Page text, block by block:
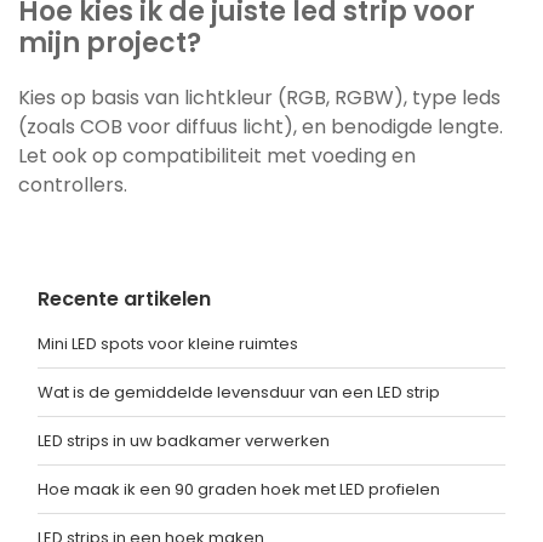
Hoe kies ik de juiste led strip voor
mijn project?
Kies op basis van lichtkleur (RGB, RGBW), type leds
(zoals COB voor diffuus licht), en benodigde lengte.
Let ook op compatibiliteit met voeding en
controllers.
Recente artikelen
Mini LED spots voor kleine ruimtes
Wat is de gemiddelde levensduur van een LED strip
LED strips in uw badkamer verwerken
Hoe maak ik een 90 graden hoek met LED profielen